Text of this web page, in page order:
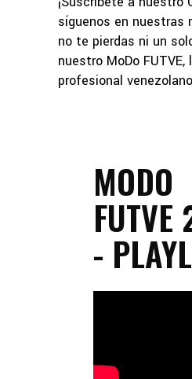
síguenos en nuestras
no te pierdas ni un
nuestro MoDo
profesional
MODO
-